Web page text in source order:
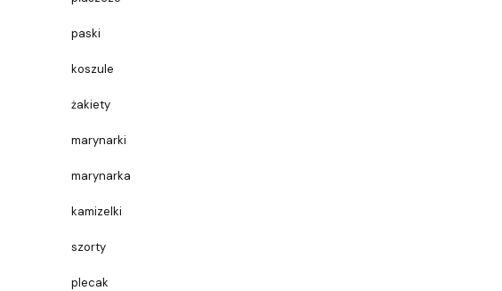
paski
koszule
żakiety
marynarki
marynarka
kamizelki
szorty
plecak